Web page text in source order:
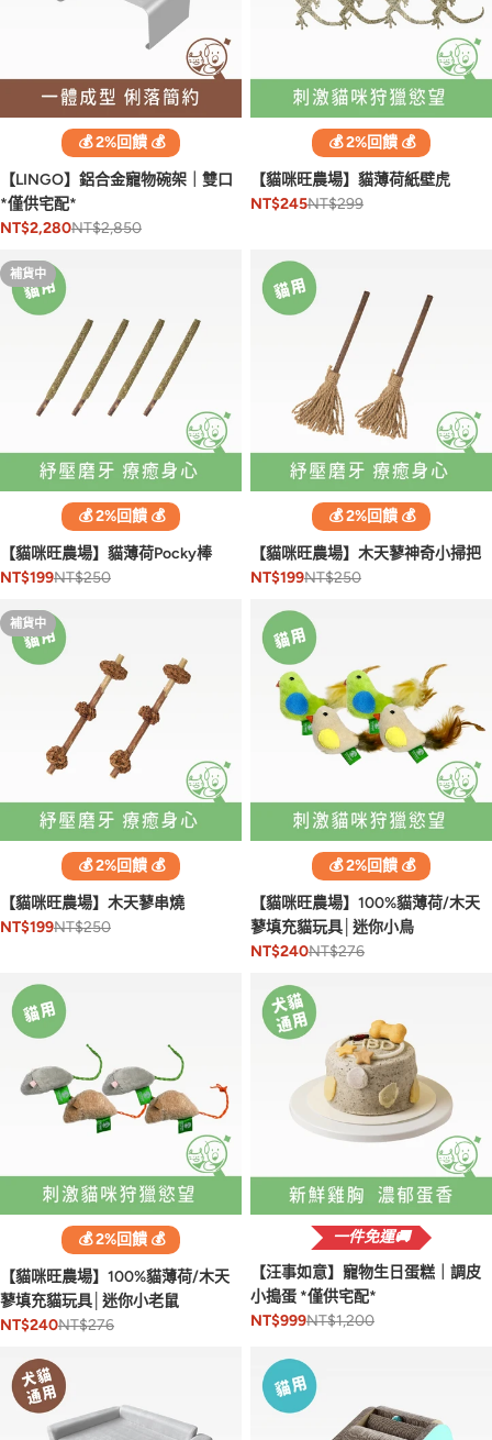
💰 2%回饋 💰
【LINGO】鋁合金寵物碗架｜雙口
*僅供宅配*
NT$2,280NT$2,850
💰 2%回饋 💰
【貓咪旺農場】貓薄荷紙壁虎
NT$245NT$299
補貨中
💰 2%回饋 💰
【貓咪旺農場】貓薄荷Pocky棒
NT$199NT$250
💰 2%回饋 💰
【貓咪旺農場】木天蓼神奇小掃把
NT$199NT$250
補貨中
💰 2%回饋 💰
【貓咪旺農場】木天蓼串燒
NT$199NT$250
💰 2%回饋 💰
【貓咪旺農場】100%貓薄荷/木天
蓼填充貓玩具│迷你小鳥
NT$240NT$276
💰 2%回饋 💰
【貓咪旺農場】100%貓薄荷/木天
蓼填充貓玩具│迷你小老鼠
NT$240NT$276
一件免運🚚
【汪事如意】寵物生日蛋糕｜調皮
小搗蛋 *僅供宅配*
NT$999NT$1,200